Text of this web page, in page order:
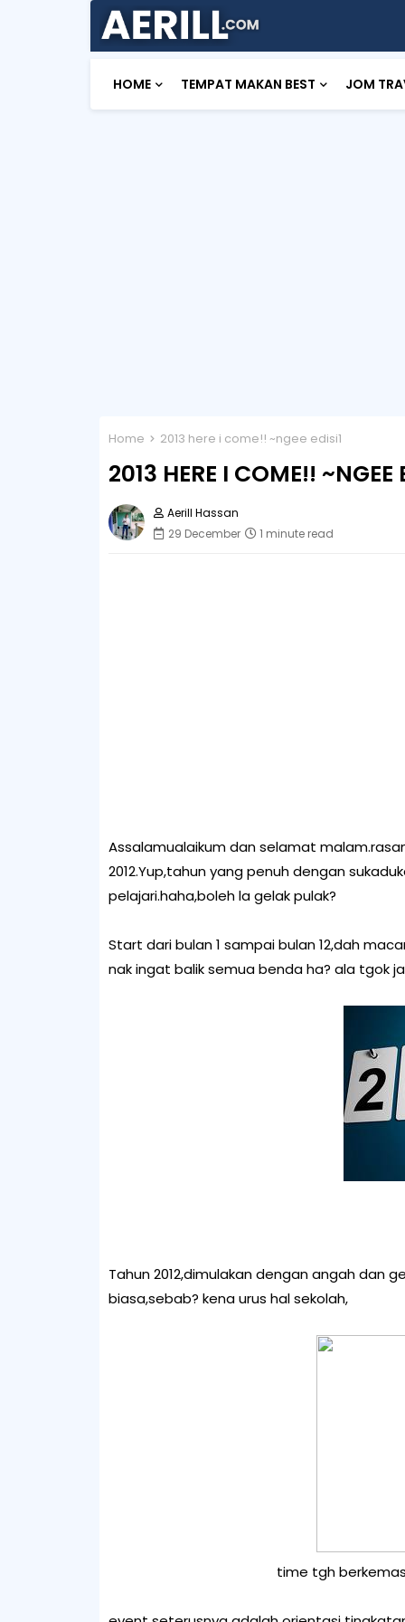
HOME TEMPAT MAKAN BEST JOM
Home 2013 here i come!! ~ngee edisi1
2013 HERE I COME!! ~NGEE
Aerill Hassan
29 December
1 minute read
Assalamualaikum dan selamat
2012.Yup,tahun yang penuh dengan
pelajari.haha,boleh la gelak pulak?
Start dari bulan 1 sampai bulan 12,dah
nak ingat balik semua benda ha? ala tgok
Tahun 2012,dimulakan dengan angah dan
biasa,sebab? kena urus hal sekolah,
time tgh